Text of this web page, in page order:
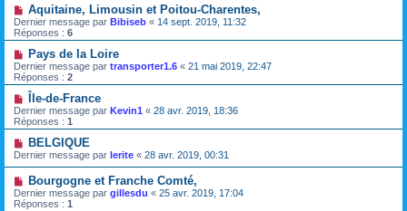
Aquitaine, Limousin et Poitou-Charentes,
Dernier message par Bibiseb « 14 sept. 2019, 11:32
Réponses : 6
Pays de la Loire
Dernier message par transporter1.6 « 21 mai 2019, 22:47
Réponses : 2
Île-de-France
Dernier message par Kevin1 « 28 avr. 2019, 18:36
Réponses : 1
BELGIQUE
Dernier message par lerite « 28 avr. 2019, 00:31
Bourgogne et Franche Comté,
Dernier message par gillesdu « 25 avr. 2019, 17:04
Réponses : 1